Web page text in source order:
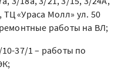
«Ураса Молл» ул. 50
работы на ВЛ;
37/1 – работы по